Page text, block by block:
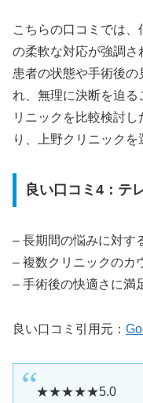
こちらの口コミでは
の柔軟な対応が強調さ
患者の状態や手術後
れ、無理に決断を迫る
リニックを比較検討
り、上野クリニックを
良い口コミ4：テ
– 長期間の悩みに対す
– 複数クリニックのカ
– 手術後の快適さに満
良い口コミ引用元：
★★★★★5.0